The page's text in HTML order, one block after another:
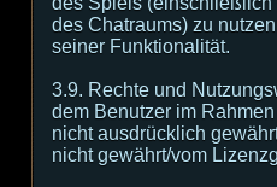
des Chatraums) zu
seiner Funktionalität.
3.9. Rechte und
dem Benutzer im
nicht ausdrücklich
nicht gewährt/vom